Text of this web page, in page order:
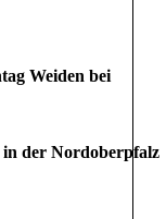
Weiden bei